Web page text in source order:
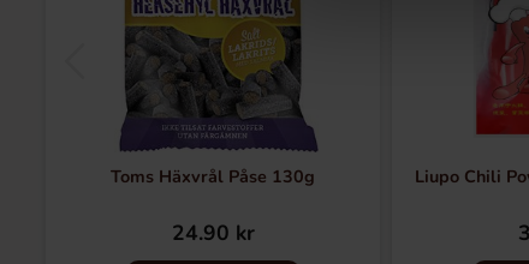
Toms Häxvrål Påse 130g
24.90 kr
Liupo Chili